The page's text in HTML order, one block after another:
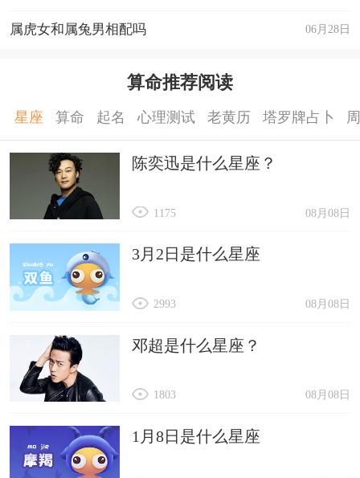
06月28日
属虎女和属兔男相配吗
算命推荐阅读
星座 算命 起名 心理测试 老黄历 塔罗牌占卜
陈奕迅是什么星座？
08月08日
1175
3月2日是什么星座
08月08日
2993
邓超是什么星座？
08月08日
1803
1月8日是什么星座